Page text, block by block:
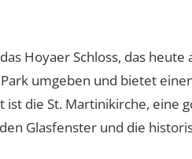
Hoyaer Schloss, das
umgeben und bietet
die St. Martinikirche, eine
Glasfenster und die